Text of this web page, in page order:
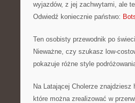
wyjazdów, z jej zachwytami, ale
Odwiedź koniecznie państwo:
Ten osobisty przewodnik po
Nieważne, czy szukasz low-
pokazuje różne style
Na Latającej Cholerze
które można zrealizować w